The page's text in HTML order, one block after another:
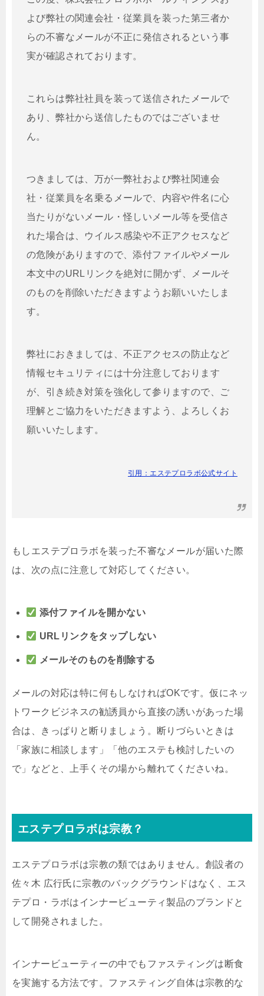
よび弊社の関連会社・従業員を装った第三者か
らの不審なメールが不正に発信されるという事
実が確認されております。
これらは弊社社員を装って送信されたメールで
あり、弊社から送信したものではございませ
ん。
つきましては、万が一弊社および弊社関連会
社・従業員を名乗るメールで、内容や件名に心
当たりがないメール・怪しいメール等を受信さ
れた場合は、ウイルス感染や不正アクセスなど
の危険がありますので、添付ファイルやメール
本文中のURLリンクを絶対に開かず、メールそ
のものを削除いただきますようお願いいたしま
す。
弊社におきましては、不正アクセスの防止など
情報セキュリティには十分注意しております
が、引き続き対策を強化して参りますので、ご
理解とご協力をいただきますよう、よろしくお
願いいたします。
引用：エステプロラボ公式サイト
もしエステプロラボを装った不審なメールが届いた際
は、次の点に注意して対応してください。
添付ファイルを開かない
URLリンクをタップしない
メールそのものを削除する
メールの対応は特に何もしなければOKです。仮にネッ
トワークビジネスの勧誘員から直接の誘いがあった場
合は、きっぱりと断りましょう。断りづらいときは
「家族に相談します」「他のエステも検討したいの
で」などと、上手くその場から離れてくださいね。
エステプロラボは宗教？
エステプロラボは宗教の類ではありません。創設者の
佐々木 広行氏に宗教のバックグラウンドはなく、エス
テプロ・ラボはインナービューティ製品のブランドと
して開発されました。
インナービューティーの中でもファスティングは断食
を実施する方法です。ファスティング自体は宗教的な